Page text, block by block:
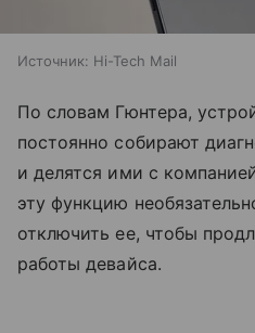
Источник: Hi-Tech Mail
По словам Гюнтера,
постоянно собирают
и делятся ими с
эту функцию
отключить ее, чтобы
работы девайса.